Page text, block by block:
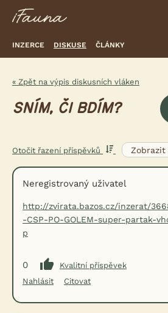
INZERCE DISKUSE ČLÁNKY
« Zpět na výpis diskusních vláken
SNÍM, ČI BDÍM?
Otočit řazení příspěvků
Neregistrovaný uživatel
http://zvirata.bazos.cz/inzerat/
-CSP-PO-GOLEM-super-partak-
p
0
Kvalitní příspěvek
Nahlásit
Citovat